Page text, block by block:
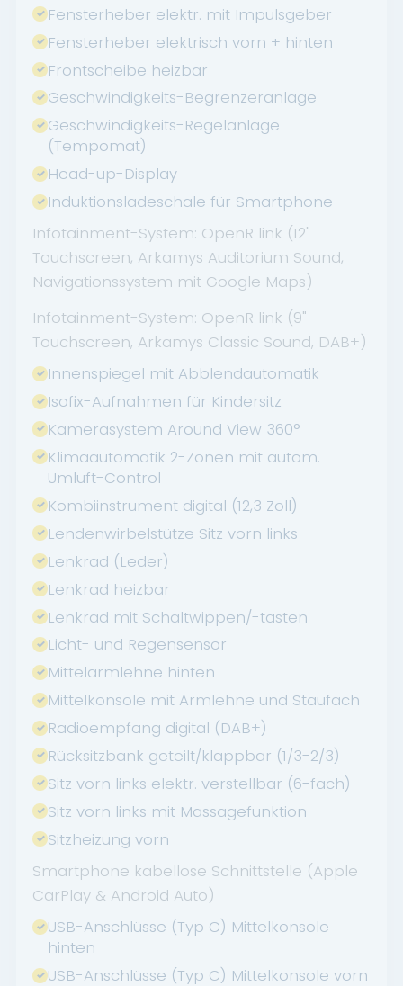
Fensterheber elektr. mit Impulsgeber
Fensterheber elektrisch vorn + hinten
Frontscheibe heizbar
Geschwindigkeits-Begrenzeranlage
Geschwindigkeits-Regelanlage
(Tempomat)
Head-up-Display
Induktionsladeschale für Smartphone
Infotainment-System: OpenR link (12"
Touchscreen, Arkamys Auditorium Sound,
Navigationssystem mit Google Maps)
Infotainment-System: OpenR link (9"
Touchscreen, Arkamys Classic Sound, DAB+)
Innenspiegel mit Abblendautomatik
Isofix-Aufnahmen für Kindersitz
Kamerasystem Around View 360°
Klimaautomatik 2-Zonen mit autom.
Umluft-Control
Kombiinstrument digital (12,3 Zoll)
Lendenwirbelstütze Sitz vorn links
Lenkrad (Leder)
Lenkrad heizbar
Lenkrad mit Schaltwippen/-tasten
Licht- und Regensensor
Mittelarmlehne hinten
Mittelkonsole mit Armlehne und Staufach
Radioempfang digital (DAB+)
Rücksitzbank geteilt/klappbar (1/3-2/3)
Sitz vorn links elektr. verstellbar (6-fach)
Sitz vorn links mit Massagefunktion
Sitzheizung vorn
Smartphone kabellose Schnittstelle (Apple
CarPlay & Android Auto)
USB-Anschlüsse (Typ C) Mittelkonsole
hinten
USB-Anschlüsse (Typ C) Mittelkonsole vorn